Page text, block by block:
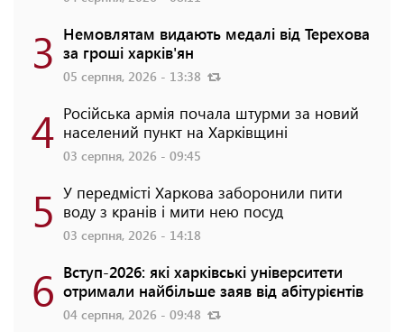
3 Немовлятам видають медалі від Терехова
за гроші харків'ян
05 серпня, 2026 - 13:38
4 Російська армія почала штурми за новий
населений пункт на Харківщині
03 серпня, 2026 - 09:45
5 У передмісті Харкова заборонили пити
воду з кранів і мити нею посуд
03 серпня, 2026 - 14:18
6 Вступ-2026: які харківські університети
отримали найбільше заяв від абітурієнтів
04 серпня, 2026 - 09:48